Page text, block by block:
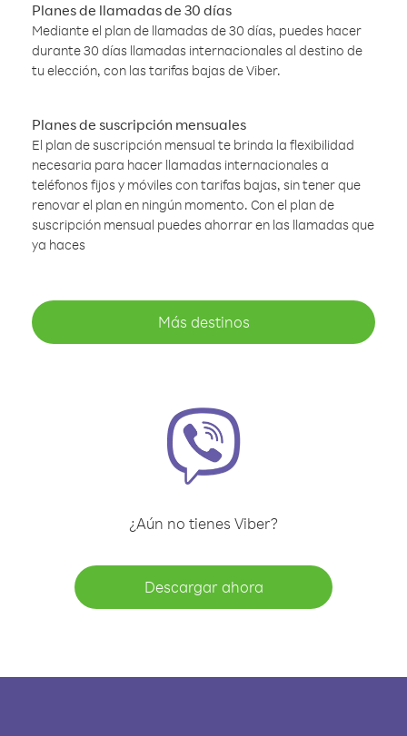
Planes de llamadas de 30 días
Mediante el plan de llamadas de 30 días, puedes hacer
durante 30 días llamadas internacionales al destino de
tu elección, con las tarifas bajas de Viber.
Planes de suscripción mensuales
El plan de suscripción mensual te brinda la flexibilidad
necesaria para hacer llamadas internacionales a
teléfonos fijos y móviles con tarifas bajas, sin tener que
renovar el plan en ningún momento. Con el plan de
suscripción mensual puedes ahorrar en las llamadas que
ya haces
Más destinos
¿Aún no tienes Viber?
Descargar ahora